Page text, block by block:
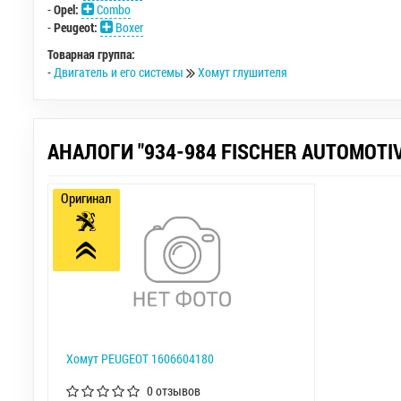
-Opel:
Combo
-Peugeot:
Boxer
Товарная группа:
-Двигатель и его системы Хомут глушителя
АНАЛОГИ "934-984 FISCHER
Хомут PEUGEOT 1606604180
0 отзывов
Оригинал